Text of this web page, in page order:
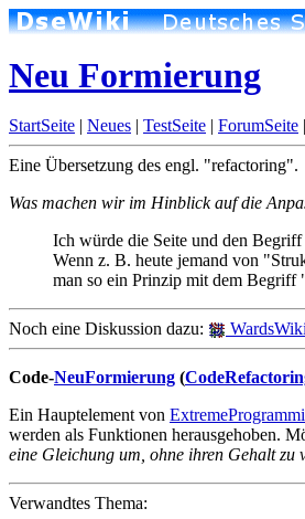
Neu Formierung
StartSeite | Neues | TestSeite | ForumSeite |
Eine Übersetzung des engl. "refactoring".
Was machen wir im Hinblick auf die
Ich würde die Seite und den Begriff
Wenn z. B. heute jemand von
man so ein Prinzip mit dem Begriff
Noch eine Diskussion dazu:
Code-NeuFormierung (
Ein Hauptelement von
werden als Funktionen herausgehoben.
eine Gleichung um, ohne ihren Gehalt zu
Verwandtes Thema: